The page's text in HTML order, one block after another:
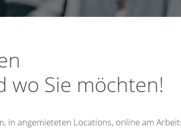
wo Sie möchten!
in angemieteten Locations, online am